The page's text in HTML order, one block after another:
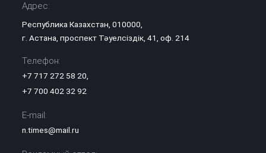
Адрес:
Республика Казахстан, 010000,
г. Астана, проспект Тәуелсіздік, 41, оф. 214
Телефон:
+7 717 272 58 20,
+7 700 402 32 92
E-mail:
n.times@mail.ru